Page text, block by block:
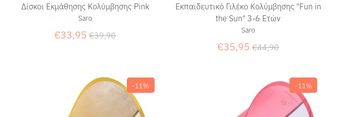
Δίσκοι Εκμάθησης Κολύμβησης Pink
Saro
€33,95 Κανονική
€39,90
Εκπαιδευτικό Γιλέκο Κολύμβησης "Fun in
the Sun" 3-6 Ετών
Saro
€35,95 Κανονική
€44,90
-11% -11%